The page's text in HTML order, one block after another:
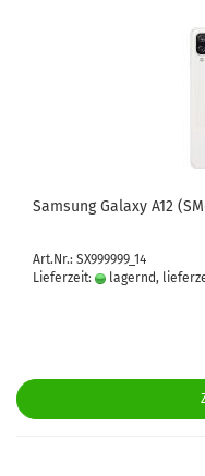
Sam­sung Ga­la­xy A12
Art.Nr.: SX999999_14
Lieferzeit:
lagernd,